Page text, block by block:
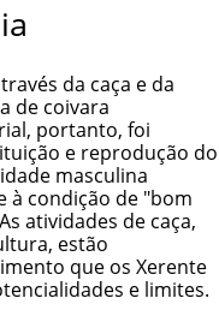
da caça e da
de coivara
portanto, foi
e reprodução do
masculina
à condição de "bom
atividades de caça,
estão
que os Xerente
e limites.